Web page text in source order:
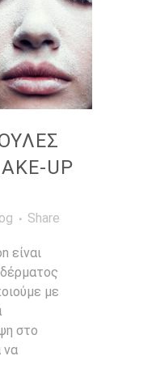
UP
Share
είναι
με
στο
να